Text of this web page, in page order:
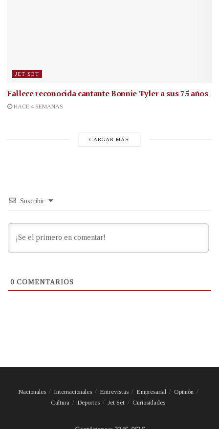
JET SET
Fallece reconocida cantanteBonnie Tyler a sus 75 años
HACE 4 SEMANAS
CARGAR MÁS
Suscribir
0 COMENTARIOS
Nacionales Internacionales Entrevistas Empresarial
Opinión
Cultura
Deportes Jet Set Curiosidades